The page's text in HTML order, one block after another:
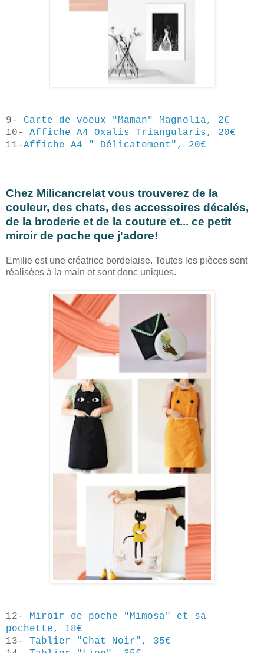
9- Carte de voeux "Maman" Magnolia, 2€
10- Affiche A4 Oxalis Triangularis, 20€
11-Affiche A4 " Délicatement", 20€
Chez Milicancrelat vous trouverez de la
couleur, des chats, des accessoires décalés,
de la broderie et de la couture et... ce petit
miroir de poche que j'adore!
Emilie est une créatrice bordelaise. Toutes les pièces sont
réalisées à la main et sont donc uniques.
12- Miroir de poche "Mimosa" et sa
pochette, 18€
13- Tablier "Chat Noir", 35€